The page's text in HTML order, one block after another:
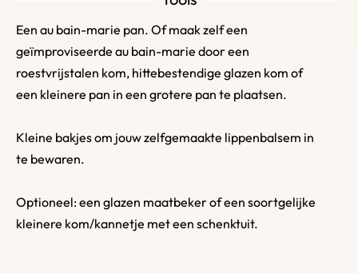
Een au bain-marie pan. Of maak zelf een
geïmproviseerde au bain-marie door een
roestvrijstalen kom, hittebestendige glazen kom of
een kleinere pan in een grotere pan te plaatsen.
Kleine bakjes om jouw zelfgemaakte lippenbalsem in
te bewaren.
Optioneel: een glazen maatbeker of een soortgelijke
kleinere kom/kannetje met een schenktuit.